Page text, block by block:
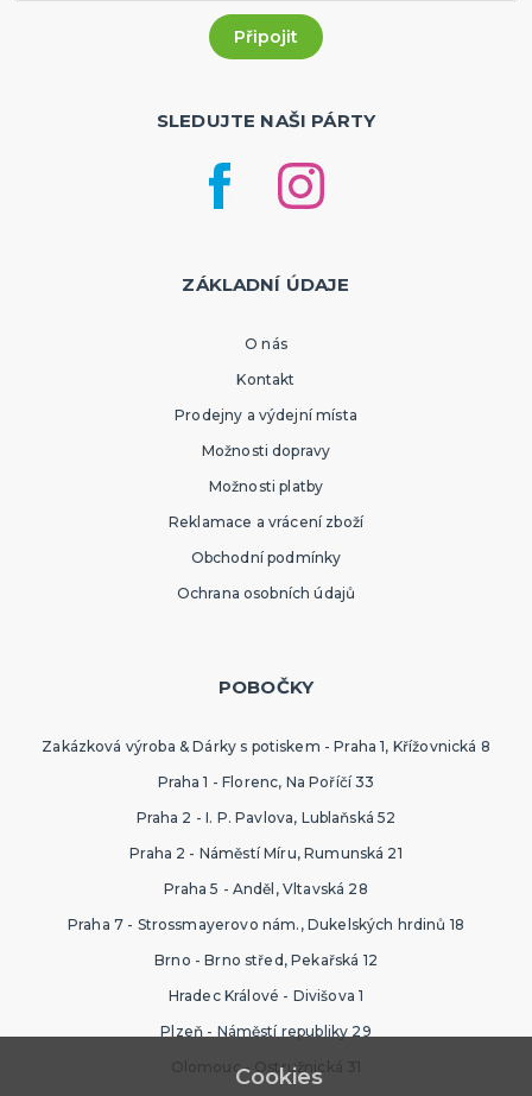
SLEDUJTE NAŠI PÁRTY
ZÁKLADNÍ ÚDAJE
O nás
Kontakt
Prodejny a výdejní místa
Možnosti dopravy
Možnosti platby
Reklamace a vrácení zboží
Obchodní podmínky
Ochrana osobních údajů
POBOČKY
Zakázková výroba & Dárky s potiskem - Praha 1, Křížovnická 8
Praha 1 - Florenc, Na Poříčí 33
Praha 2 - I. P. Pavlova, Lublaňská 52
Praha 2 - Náměstí Míru, Rumunská 21
Praha 5 - Anděl, Vltavská 28
Praha 7 - Strossmayerovo nám., Dukelských hrdinů 18
Brno - Brno střed, Pekařská 12
Hradec Králové - Divišova 1
Plzeň - Náměstí republiky 29
Olomouc - Ostružnická 31
Cookies